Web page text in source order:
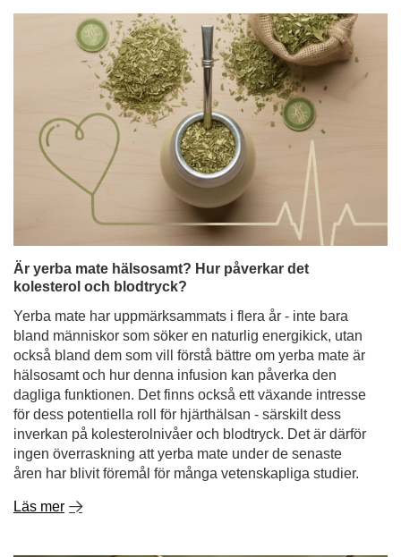
Är yerba mate hälsosamt? Hur påverkar det
kolesterol och blodtryck?
Yerba mate har uppmärksammats i flera år - inte bara
bland människor som söker en naturlig energikick, utan
också bland dem som vill förstå bättre om yerba mate är
hälsosamt och hur denna infusion kan påverka den
dagliga funktionen. Det finns också ett växande intresse
för dess potentiella roll för hjärthälsan - särskilt dess
inverkan på kolesterolnivåer och blodtryck. Det är därför
ingen överraskning att yerba mate under de senaste
åren har blivit föremål för många vetenskapliga studier.
Läs mer